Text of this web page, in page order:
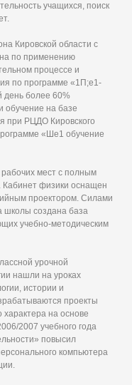
учащихся, поиск
Кировской области с
по применению
процессе и
по программе «1П;е1-
день более 60%
обучение на базе
при РЦДО Кировского
«Ше1 обучение
мест с полным
Кабинет физики оснащен
проектором. Силами
школы создана база
учебно-методическим
урочной
нашли на уроках
истории и
проекты
характера на основе
2007 учебного года
повысил
компьютера